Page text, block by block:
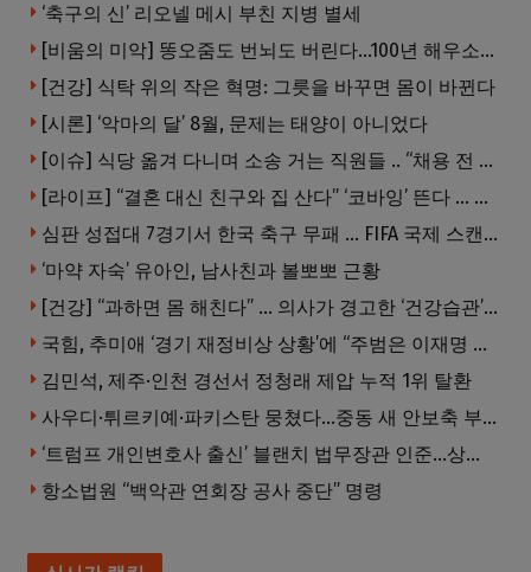
‘축구의 신’ 리오넬 메시 부친 지병 별세
[비움의 미악] 똥오줌도 번뇌도 버린다…100년 해우소의 철학
[건강] 식탁 위의 작은 혁명: 그릇을 바꾸면 몸이 바뀐다
[시론] ‘악마의 달’ 8월, 문제는 태양이 아니었다
[이슈] 식당 옮겨 다니며 소송 거는 직원들 .. “채용 전 반드시 확인해야”
[라이프] “결혼 대신 친구와 집 산다” ‘코바잉’ 뜬다 … 내 집 마련 공식 바뀌었다
심판 성접대 7경기서 한국 축구 무패 … FIFA 국제 스캔들 번지나
‘마약 자숙’ 유아인, 남사친과 볼뽀뽀 근황
[건강] “과하면 몸 해친다” … 의사가 경고한 ‘건강습관’ 5가지
국힘, 추미애 ‘경기 재정비상 상황’에 “주범은 이재명 전 지사”
김민석, 제주·인천 경선서 정청래 제압 누적 1위 탈환
사우디·튀르키예·파키스탄 뭉쳤다…중동 새 안보축 부상하나
‘트럼프 개인변호사 출신’ 블랜치 법무장관 인준…상원 50대49 가결
항소법원 “백악관 연회장 공사 중단” 명령